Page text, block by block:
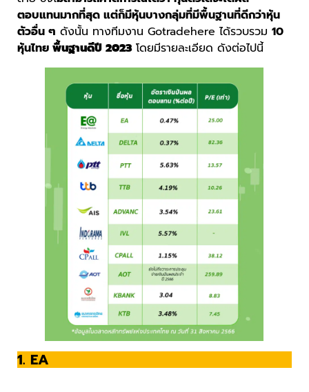
ตอบแทนมากที่สุด แต่ก็มีหุ้นบางกลุ่มที่มีพื้นฐานที่ดีกว่าหุ้น
ตัวอื่น ๆ ดังนั้น ทางทีมงาน Gotradehere ได้รวบรวม10
หุ้นไทยพื้นฐานดีปี 2023โดยมีรายละเอียด ดังต่อไปนี้
1. EA